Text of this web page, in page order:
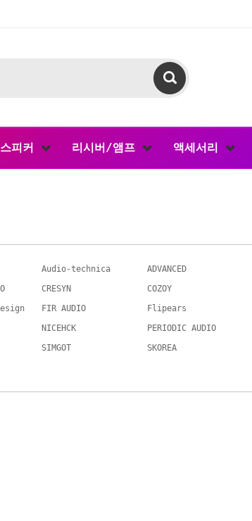
스피커 리시버/앰프 액세서리
Audio-technica ADVANCED
CRESYN COZOY
FIR AUDIO Flipears
NICEHCK PERIODIC AUDIO
SIMGOT SKOREA